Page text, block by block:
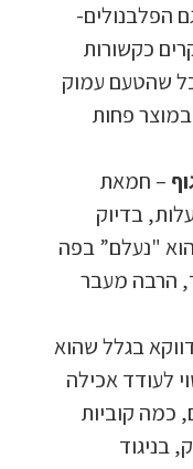
הפלבנולים-
כקשורות
שהטעם עמוק
פחות
– חמאת
סביב 34–36 מעלות, בדיוק
"נעלם” בפה
הרבה מעבר
בגלל שהוא
לעודד אכילה
כמה קוביות
בניגוד